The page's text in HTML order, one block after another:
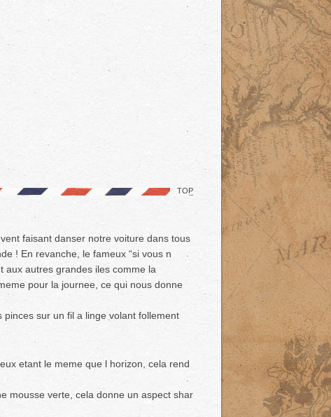
TOP
faisant danser notre voiture dans tous
! En revanche, le fameux “si vous n
aux autres grandes iles comme la
pour la journee, ce qui nous donne
sur un fil a linge volant follement
etant le meme que l horizon, cela rend
mousse verte, cela donne un aspect shar